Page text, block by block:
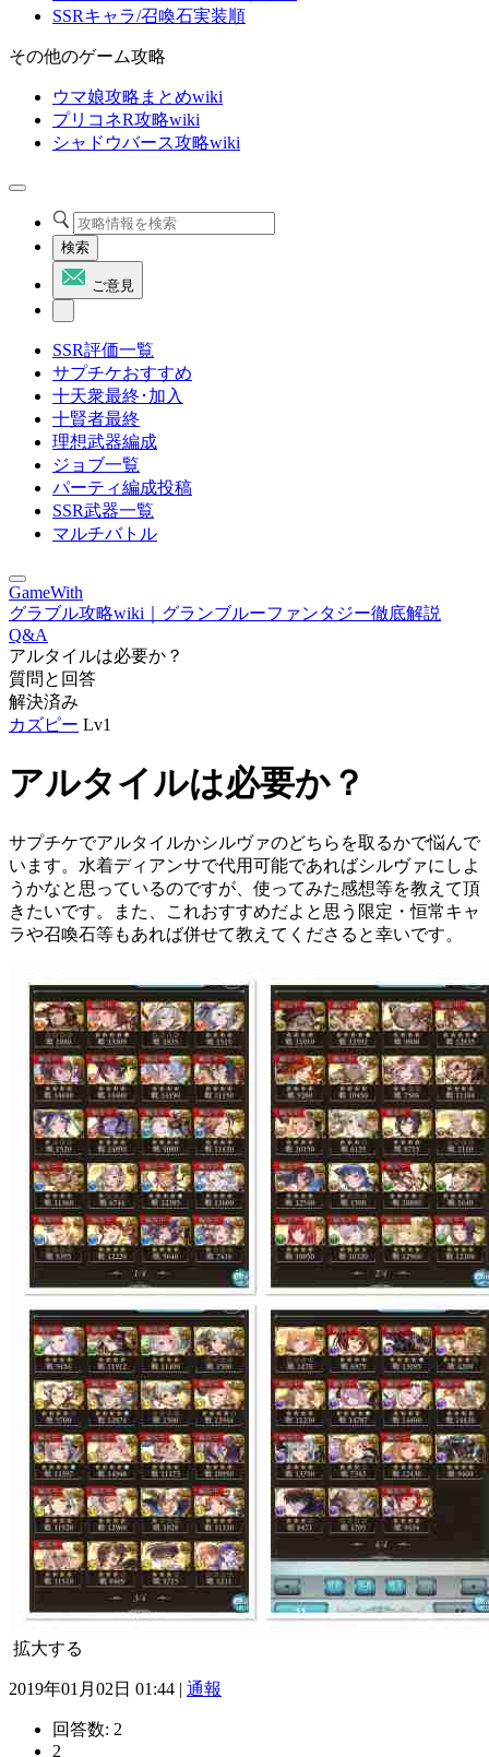
SSRキャラ/召喚石実装順
その他のゲーム攻略
ウマ娘攻略まとめwiki
プリコネR攻略wiki
シャドウバース攻略wiki
検索
ご意見
SSR評価一覧
サプチケおすすめ
十天衆最終･加入
十賢者最終
理想武器編成
ジョブ一覧
パーティ編成投稿
SSR武器一覧
マルチバトル
GameWith
グラブル攻略wiki｜グランブルーファンタジー徹底解説
Q&A
アルタイルは必要か？
質問と回答
解決済み
カズピー Lv1
アルタイルは必要か？
サプチケでアルタイルかシルヴァのどちらを取るかで悩んで
います。水着ディアンサで代用可能であればシルヴァにしよ
うかなと思っているのですが、使ってみた感想等を教えて頂
きたいです。また、これおすすめだよと思う限定・恒常キャ
ラや召喚石等もあれば併せて教えてくださると幸いです。
拡大する
2019年01月02日 01:44 | 通報
回答数: 2
2